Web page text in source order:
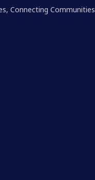
Connecting Communities